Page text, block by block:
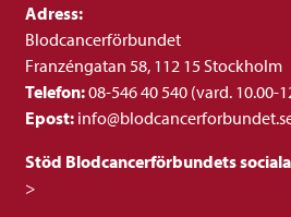
Adress:
Blodcancerförbundet
Franzéngatan 58, 112 15 Stockholm
Telefon:08-546 40 540 (vard. 10.00-
Epost:
Stöd Blodcancerförbundets
>